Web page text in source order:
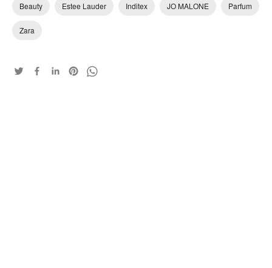
Beauty Estee Lauder Inditex JO MALONE Parfum
Zara